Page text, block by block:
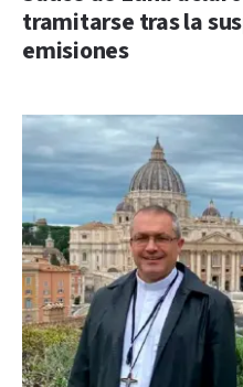
tramitarse tras la
emisiones